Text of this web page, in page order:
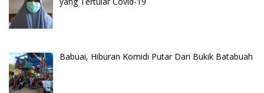
Babuai, Hiburan Komidi Putar Dari Bukik Batabuah